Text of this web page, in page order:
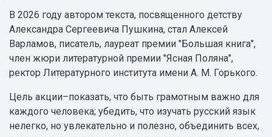
В 2026 году автором текста, посвященного детству
Александра Сергеевича Пушкина, стал Алексей
Варламов, писатель, лауреат премии "Большая книга",
член жюри литературной премии "Ясная Поляна",
ректор Литературного института имени А. М. Горького.
Цель акции–показать, что быть грамотным важно для
каждого человека; убедить, что изучать русский язык
нелегко, но увлекательно и полезно, объединить всех,